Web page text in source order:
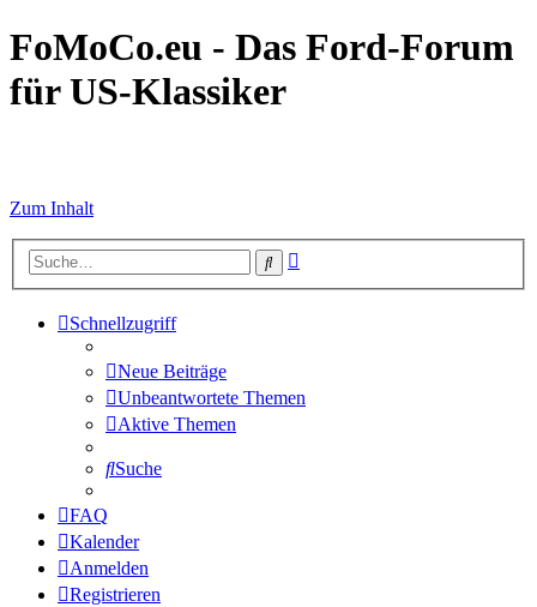
FoMoCo.eu - Das Ford-Forum
für US-Klassiker
Zum Inhalt
Suche
Schnellzugriff
Neue Beiträge
Unbeantwortete Themen
Aktive Themen
Suche
FAQ
Kalender
Anmelden
Registrieren